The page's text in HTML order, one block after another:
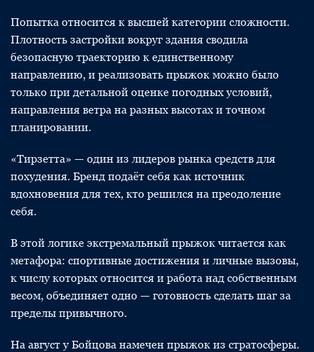
Попытка относится к высшей категории сложности.
Плотность застройки вокруг здания сводила
безопасную траекторию к единственному
направлению, и реализовать прыжок можно было
только при детальной оценке погодных условий,
направления ветра на разных высотах и точном
планировании.
«Тирзетта» — один из лидеров рынка средств для
похудения. Бренд подаёт себя как источник
вдохновения для тех, кто решился на преодоление
себя.
В этой логике экстремальный прыжок читается как
метафора: спортивные достижения и личные вызовы,
к числу которых относится и работа над собственным
весом, объединяет одно — готовность сделать шаг за
пределы привычного.
На август у Бойцова намечен прыжок из стратосферы.